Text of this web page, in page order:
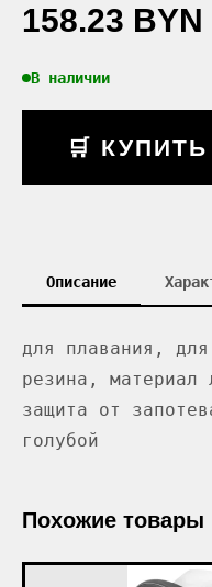
158.23 BYN
В наличии
🛒 КУПИТЬ
Описание
для плавания,
резина, материал
защита от
голубой
Похожие товары